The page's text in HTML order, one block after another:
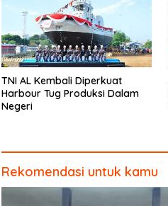
TNI AL Kembali Diperkuat
Harbour Tug Produksi Dalam
Negeri
Rekomendasi untuk kamu